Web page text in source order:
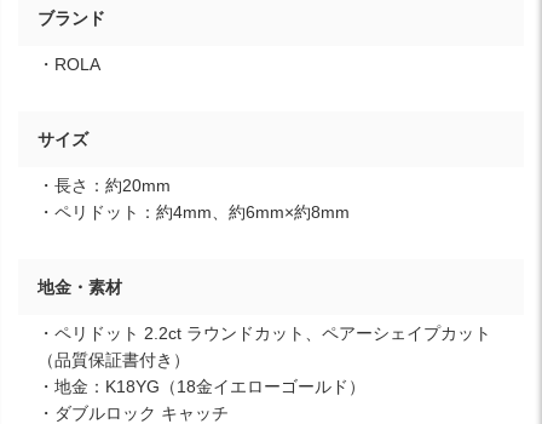
ブランド
・ROLA
サイズ
・長さ：約20mm
・ペリドット：約4mm、約6mm×約8mm
地金・素材
・ペリドット 2.2ct ラウンドカット、ペアーシェイプカット
（品質保証書付き）
・地金：K18YG（18金イエローゴールド）
・ダブルロック キャッチ